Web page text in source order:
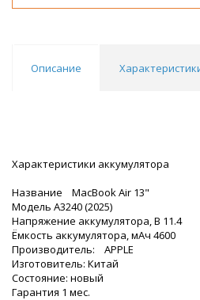
Описание
Характеристики аккумулятора
Название MacBook Air 13"
Модель A3240 (2025)
Напряжение аккумулятора, В 11.4
Ёмкость аккумулятора, мАч 4600
Производитель: APPLE
Изготовитель: Китай
Состояние: новый
Гарантия 1 мес.